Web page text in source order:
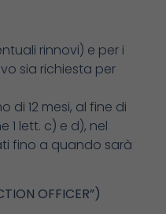
rinnovi) e per i
sia richiesta per
12 mesi, al fine di
lett. c) e d), nel
fino a quando sarà
OFFICER”)